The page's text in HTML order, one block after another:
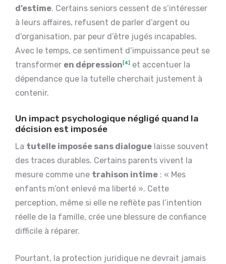
d’estime. Certains seniors cessent de s’intéresser
à leurs affaires, refusent de parler d’argent ou
d’organisation, par peur d’être jugés incapables.
Avec le temps, ce sentiment d’impuissance peut se
transformer en dépression [4]
et accentuer la
dépendance que la tutelle cherchait justement à
contenir.
Un impact psychologique négligé quand la
décision est imposée
La tutelle imposée sans dialogue laisse souvent
des traces durables. Certains parents vivent la
mesure comme une trahison intime : « Mes
enfants m’ont enlevé ma liberté ». Cette
perception, même si elle ne reflète pas l’intention
réelle de la famille, crée une blessure de confiance
difficile à réparer.
Pourtant, la protection juridique ne devrait jamais